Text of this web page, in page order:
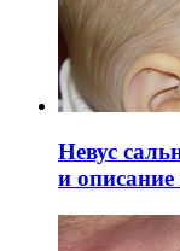
Невус
и